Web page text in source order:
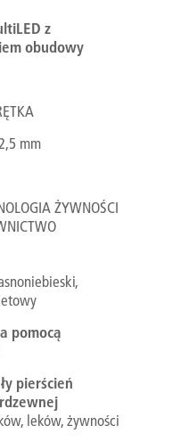
z
obudowy
mm
ŻYWNOŚCI
pomocą
pierścień
leków, żywności